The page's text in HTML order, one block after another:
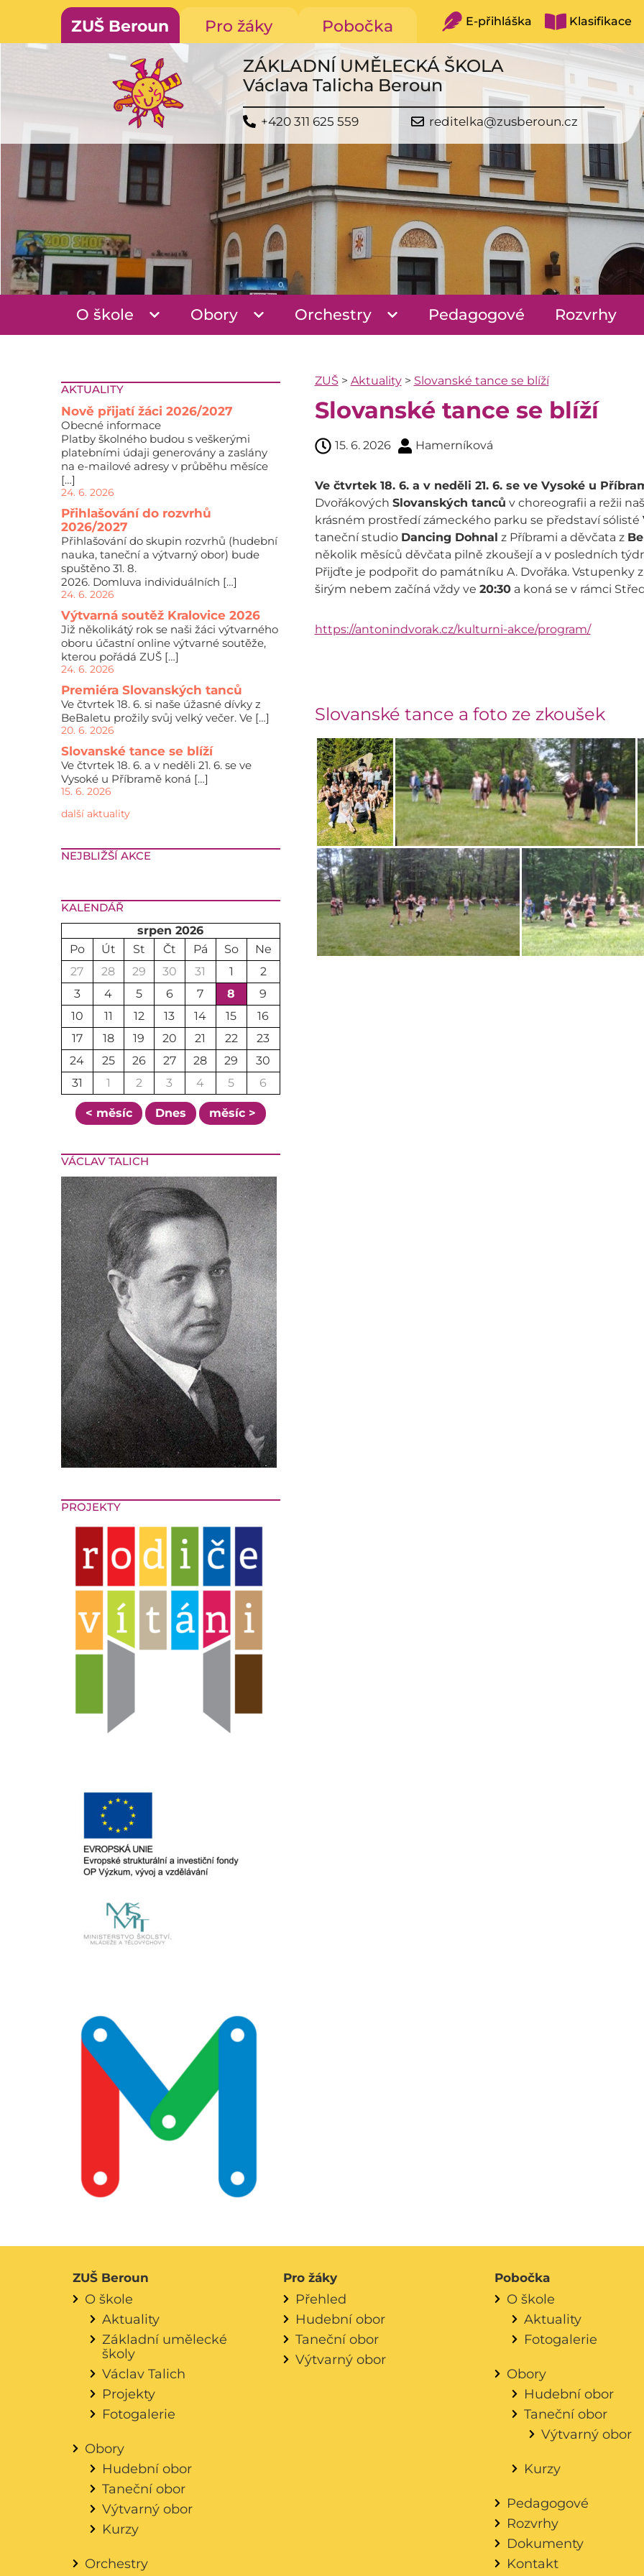
ZUŠ Beroun Pro žáky Pobočka E-přihláška Klasifikace
ZÁKLADNÍ UMĚLECKÁ ŠKOLA
Václava Talicha Beroun
+420 311 625 559 reditelka@zusberoun.cz
O škole Obory Orchestry Pedagogové Rozvrhy
AKTUALITY
Nově přijatí žáci 2026/2027
Obecné informace
Platby školného budou s veškerými
platebními údaji generovány a zaslány
na e-mailové adresy v průběhu měsíce
[…]
24. 6. 2026
Přihlašování do rozvrhů
2026/2027
Přihlašování do skupin rozvrhů (hudební
nauka, taneční a výtvarný obor) bude
spuštěno 31. 8.
2026. Domluva individuálních […]
24. 6. 2026
Výtvarná soutěž Kralovice 2026
Již několikátý rok se naši žáci výtvarného
oboru účastní online výtvarné soutěže,
kterou pořádá ZUŠ […]
24. 6. 2026
Premiéra Slovanských tanců
Ve čtvrtek 18. 6. si naše úžasné dívky z
BeBaletu prožily svůj velký večer. Ve […]
20. 6. 2026
Slovanské tance se blíží
Ve čtvrtek 18. 6. a v neděli 21. 6. se ve
Vysoké u Příbramě koná […]
15. 6. 2026
další aktuality
NEJBLIŽŠÍ AKCE
KALENDÁŘ
srpen 2026
Po
Út St Čt Pá So
Ne
27
28 29 30 31 1
2
3
4 5 6 7 8
9
10
11 12 13 14 15
16
17
18 19 20 21 22
23
24
25 26 27 28 29
30
31
1 2 3 4 5 6
< měsíc Dnes měsíc >
VÁCLAV TALICH
PROJEKTY
ZUŠ > Aktuality> Slovanské tance se blíží
Slovanské tance se blíží
15. 6. 2026 Hamerníková
Ve čtvrtek 18. 6. a v neděli 21. 6. se ve Vysoké u
Dvořákových Slovanských tanců v choreografii a režii
krásném prostředí zámeckého parku se představí sólisté
taneční studio Dancing Dohnal z Příbrami a děvčata z
několik měsíců děvčata pilně zkoušejí a v posledních
Přijďte je podpořit do památníku A. Dvořáka. Vstupenky
širým nebem začíná vždy ve 20:30a koná se v rámci
https://antonindvorak.cz/kulturni-akce/program/
Slovanské tance a foto ze zkoušek
ZUŠ Beroun
O škole
Aktuality
Základní umělecké
školy
Václav Talich
Projekty
Fotogalerie
Obory
Hudební obor
Taneční obor
Výtvarný obor
Kurzy
Orchestry
Pro žáky
Přehled
Hudební obor
Taneční obor
Výtvarný obor
Pobočka
O škole
Aktuality
Fotogalerie
Obory
Hudební obor
Taneční obor
Výtvarný obor
Kurzy
Pedagogové
Rozvrhy
Dokumenty
Kontakt